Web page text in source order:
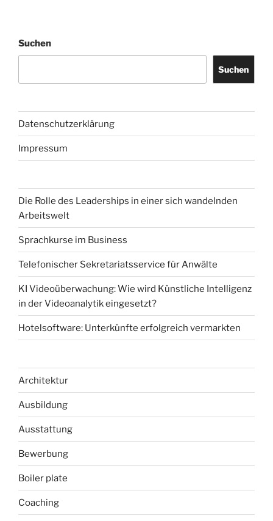
Suchen
Suchen
Datenschutzerklärung
Impressum
Die Rolle des Leaderships in einer sich wandelnden
Arbeitswelt
Sprachkurse im Business
Telefonischer Sekretariatsservice für Anwälte
KI Videoüberwachung: Wie wird Künstliche Intelligenz
in der Videoanalytik eingesetzt?
Hotelsoftware: Unterkünfte erfolgreich vermarkten
Architektur
Ausbildung
Ausstattung
Bewerbung
Boiler plate
Coaching